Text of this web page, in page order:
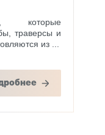
которые
траверсы и
из ...